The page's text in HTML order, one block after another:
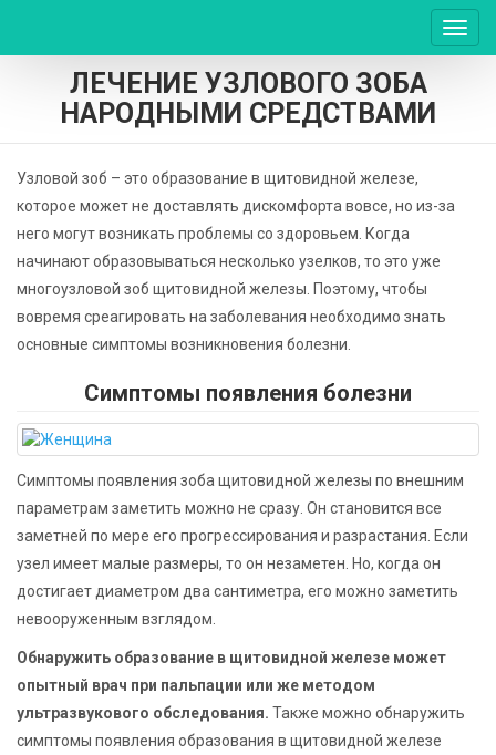
ЛЕЧЕНИЕ УЗЛОВОГО ЗОБА
НАРОДНЫМИ СРЕДСТВАМИ
Узловой зоб – это образование в щитовидной железе,
которое может не доставлять дискомфорта вовсе, но из-за
него могут возникать проблемы со здоровьем. Когда
начинают образовываться несколько узелков, то это уже
многоузловой зоб щитовидной железы. Поэтому, чтобы
вовремя среагировать на заболевания необходимо знать
основные симптомы возникновения болезни.
Симптомы появления болезни
Симптомы появления зоба щитовидной железы по внешним
параметрам заметить можно не сразу. Он становится все
заметней по мере его прогрессирования и разрастания. Если
узел имеет малые размеры, то он незаметен. Но, когда он
достигает диаметром два сантиметра, его можно заметить
невооруженным взглядом.
Обнаружить образование в щитовидной железе может
опытный врач при пальпации или же методом
ультразвукового обследования. Также можно обнаружить
симптомы появления образования в щитовидной железе